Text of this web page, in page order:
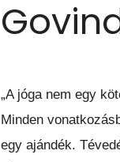
„A jóga nem egy
Minden
egy ajándék.